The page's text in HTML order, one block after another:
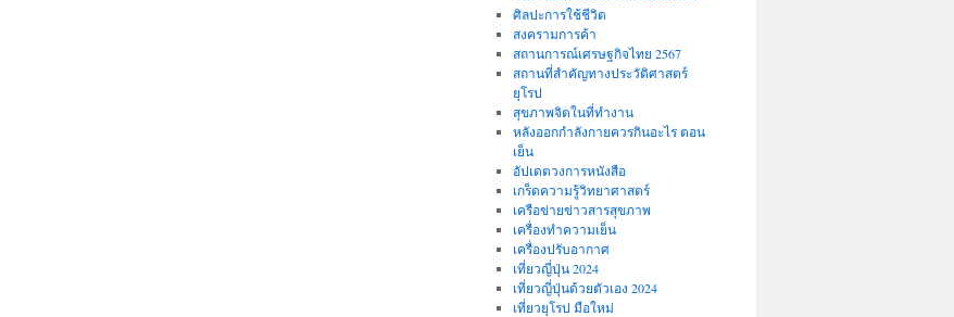
ศิลปะการใช้ชีวิต
สงครามการค้า
สถานการณ์เศรษฐกิจไทย 2567
สถานที่สําคัญทางประวัติศาสตร์
ยุโรป
สุขภาพจิตในที่ทำงาน
หลังออกกําลังกายควรกินอะไร ตอน
เย็น
อัปเดตวงการหนังสือ
เกร็ดความรู้วิทยาศาสตร์
เครือข่ายข่าวสารสุขภาพ
เครื่องทำความเย็น
เครื่องปรับอากาศ
เที่ยวญี่ปุ่น 2024
เที่ยวญี่ปุ่นด้วยตัวเอง 2024
เที่ยวยุโรป มือใหม่